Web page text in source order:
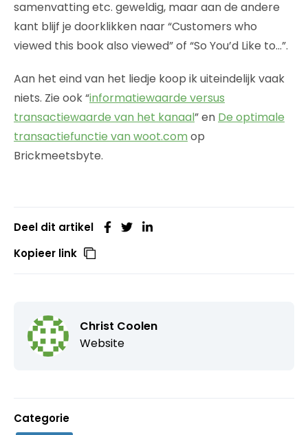
samenvatting etc. geweldig, maar aan de andere
kant blijf je doorklikken naar “Customers who
viewed this book also viewed” of “So You’d Like to…”.
Aan het eind van het liedje koop ik uiteindelijk vaak
niets. Zie ook “informatiewaarde versus
transactiewaarde van het kanaal” en De optimale
transactiefunctie van woot.com op
Brickmeetsbyte.
Deel dit artikel
Kopieer link
Christ Coolen
Website
Categorie